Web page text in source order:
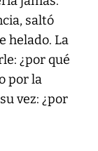
saltó
helado. La
¿por qué
por la
vez: ¿por